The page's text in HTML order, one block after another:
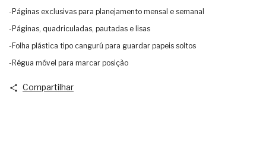
-Páginas exclusivas para planejamento mensal e semanal
-Páginas, quadriculadas, pautadas e lisas
-Folha plástica tipo cangurú para guardar papeis soltos
-Régua móvel para marcar posição
Compartilhar